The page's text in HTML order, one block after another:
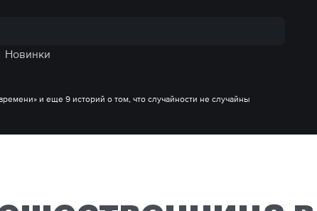
Новинки
и еще 9 историй о том, что случайности не случайны